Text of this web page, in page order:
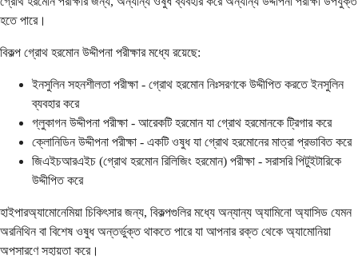
হতে পারে।
বিকল্প গ্রোথ হরমোন উদ্দীপনা পরীক্ষার মধ্যে রয়েছে:
ইনসুলিন সহনশীলতা পরীক্ষা - গ্রোথ হরমোন নিঃসরণকে উদ্দীপিত করতে ইনসুলিন
ব্যবহার করে
গ্লুকাগন উদ্দীপনা পরীক্ষা - আরেকটি হরমোন যা গ্রোথ হরমোনকে ট্রিগার করে
ক্লোনিডিন উদ্দীপনা পরীক্ষা - একটি ওষুধ যা গ্রোথ হরমোনের মাত্রা প্রভাবিত করে
জিএইচআরএইচ (গ্রোথ হরমোন রিলিজিং হরমোন) পরীক্ষা - সরাসরি পিটুইটারিকে
উদ্দীপিত করে
হাইপারঅ্যামোনেমিয়া চিকিৎসার জন্য, বিকল্পগুলির মধ্যে অন্যান্য অ্যামিনো অ্যাসিড যেমন
অরনিথিন বা বিশেষ ওষুধ অন্তর্ভুক্ত থাকতে পারে যা আপনার রক্ত ​​থেকে অ্যামোনিয়া
অপসারণে সহায়তা করে।